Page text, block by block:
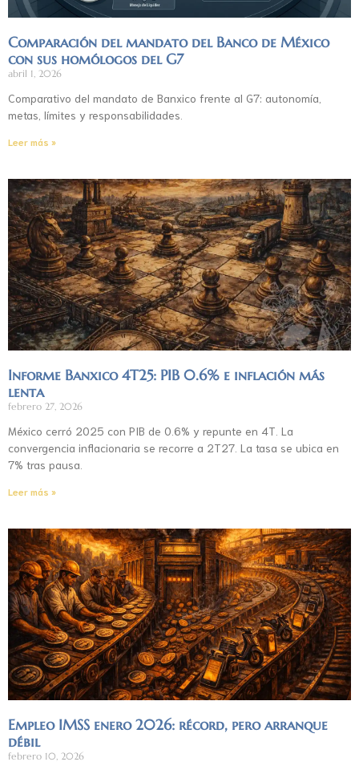
Comparación del mandato del Banco de México
con sus homólogos del G7
abril 1, 2026
Comparativo del mandato de Banxico frente al G7: autonomía,
metas, límites y responsabilidades.
Leer más »
Informe Banxico 4T25: PIB 0.6% e inflación más
lenta
febrero 27, 2026
México cerró 2025 con PIB de 0.6% y repunte en 4T. La
convergencia inflacionaria se recorre a 2T27. La tasa se ubica en
7% tras pausa.
Leer más »
Empleo IMSS enero 2026: récord, pero arranque
débil
febrero 10, 2026